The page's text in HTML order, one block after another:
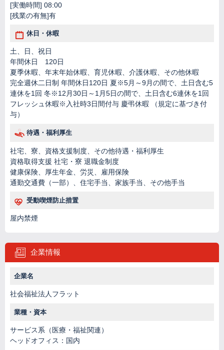
[実働時間] 08:00
[残業の有無]有
休日・休暇
土、日、祝日
年間休日 120日
夏季休暇、年末年始休暇、育児休暇、介護休暇、その他休暇
完全週休二日制 年間休日120日 夏※5月～9月の間で、土日含む5
連休を1回 冬※12月30日～1月5日の間で、土日含む6連休を1回
フレッシュ休暇※入社時3日間付与 慶弔休暇 （規定に基づき付
与）
待遇・福利厚生
社宅、寮、資格支援制度、その他待遇・福利厚生
資格取得支援 社宅・寮 退職金制度
健康保険、厚生年金、労災、雇用保険
通勤交通費（一部）、住宅手当、家族手当、その他手当
受動喫煙防止措置
屋内禁煙
企業情報
企業名
社会福祉法人フラット
業種・資本
サービス系（医療・福祉関連）
ヘッドオフィス：国内